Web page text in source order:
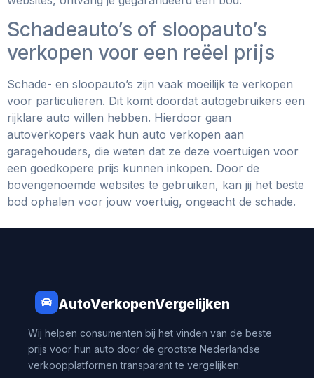
Schadeauto’s of sloopauto’s
verkopen voor een reëel prijs
Schade- en sloopauto’s zijn vaak moeilijk te verkopen
voor particulieren. Dit komt doordat autogebruikers een
rijklare auto willen hebben. Hierdoor gaan
autoverkopers vaak hun auto verkopen aan
garagehouders, die weten dat ze deze voertuigen voor
een goedkopere prijs kunnen inkopen. Door de
bovengenoemde websites te gebruiken, kan jij het beste
bod ophalen voor jouw voertuig, ongeacht de schade.
AutoVerkopenVergelijken
Wij helpen consumenten bij het vinden van de beste
prijs voor hun auto door de grootste Nederlandse
verkoopplatformen transparant te vergelijken.